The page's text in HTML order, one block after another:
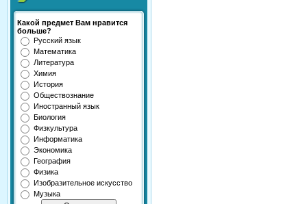
Какой предмет Вам нравится
больше?
Русский язык
Математика
Литература
Химия
История
Обществознание
Иностранный язык
Биология
Физкультура
Информатика
Экономика
География
Физика
Изобразительное искусство
Музыка